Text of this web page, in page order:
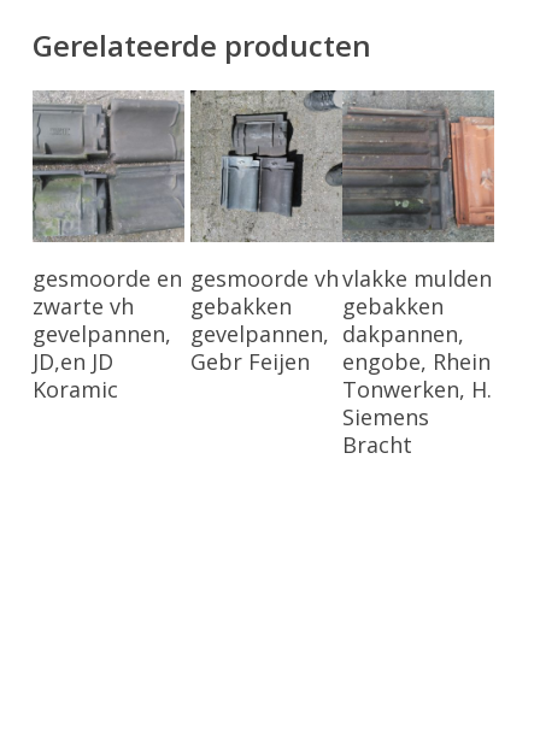
Gerelateerde producten
Bekijk Product
gesmoorde en
zwarte vh
gevelpannen,
JD,en JD
Koramic
Bekijk Product
gesmoorde vh
gebakken
gevelpannen,
Gebr Feijen
Bekijk Product
vlakke mulden
gebakken
dakpannen,
engobe, Rhein
Tonwerken, H.
Siemens
Bracht